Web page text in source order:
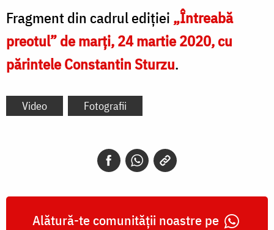
Fragment din cadrul ediției „Întreabă
preotul” de marți, 24 martie 2020, cu
părintele Constantin Sturzu.
Video Fotografii
Alătură-te comunității noastre pe